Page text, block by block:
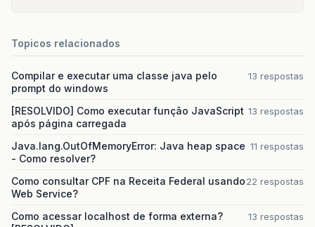
Topicos relacionados
Compilar e executar uma classe java pelo
prompt do windows
13 respostas
[RESOLVIDO] Como executar função JavaScript
após página carregada
13 respostas
Java.lang.OutOfMemoryError: Java heap space
- Como resolver?
11 respostas
Como consultar CPF na Receita Federal usando
Web Service?
22 respostas
Como acessar localhost de forma externa?
13 respostas